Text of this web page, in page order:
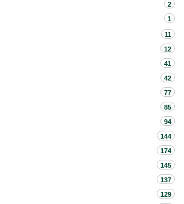
2
1
11
12
41
42
77
85
94
144
174
145
137
129